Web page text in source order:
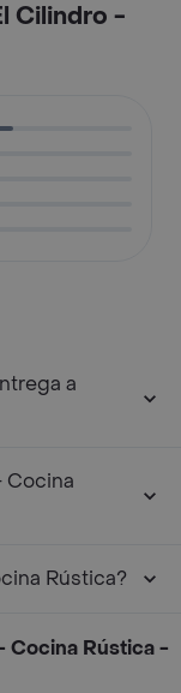
Cilindro -
a
Cocina
Rústica?
Cocina Rústica -